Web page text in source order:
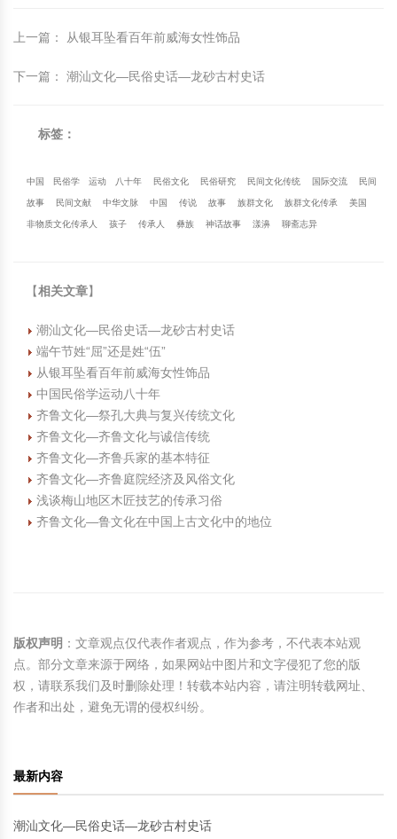
上一篇 ： 从银耳坠看百年前威海女性饰品
下一篇 ： 潮汕文化—民俗史话—龙砂古村史话
标签：
中国 民俗学 运动 八十年 民俗文化 民俗研究 民间文化传统 国际交流 民间
故事 民间文献 中华文脉 中国 传说 故事 族群文化 族群文化传承 美国
非物质文化传承人 孩子 传承人 彝族 神话故事 漾濞 聊斋志异
【相关文章】
潮汕文化—民俗史话—龙砂古村史话
端午节姓“屈”还是姓“伍”
从银耳坠看百年前威海女性饰品
中国民俗学运动八十年
齐鲁文化—祭孔大典与复兴传统文化
齐鲁文化—齐鲁文化与诚信传统
齐鲁文化—齐鲁兵家的基本特征
齐鲁文化—齐鲁庭院经济及风俗文化
浅谈梅山地区木匠技艺的传承习俗
齐鲁文化—鲁文化在中国上古文化中的地位
版权声明 ：文章观点仅代表作者观点，作为参考，不代表本站观
点。部分文章来源于网络，如果网站中图片和文字侵犯了您的版
权，请联系我们及时删除处理！转载本站内容，请注明转载网址、
作者和出处，避免无谓的侵权纠纷。
最新内容
潮汕文化—民俗史话—龙砂古村史话